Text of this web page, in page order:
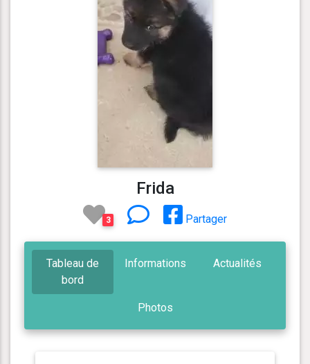
Frida
3 Partager
Tableau de
bord
Informations Actualités
Photos